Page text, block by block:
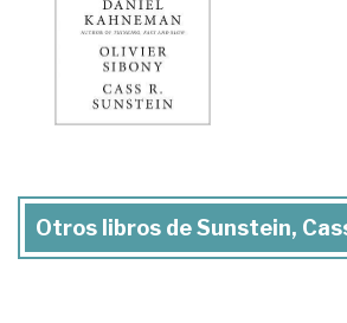
Otros libros de Sunstein,